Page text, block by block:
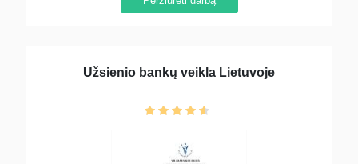
Užsienio bankų veikla Lietuvoje